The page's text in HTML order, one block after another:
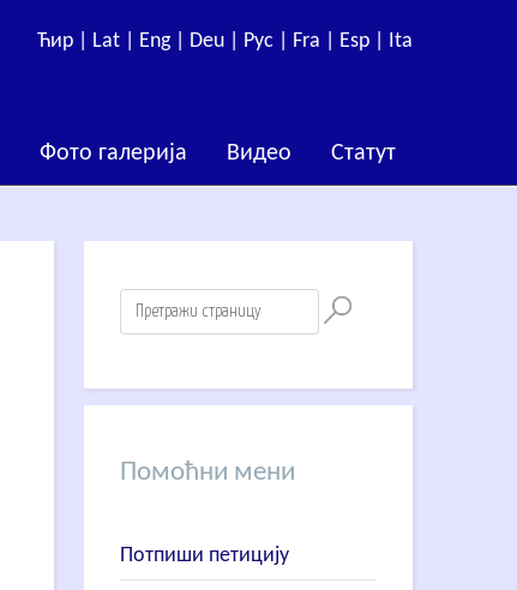
Ћир | Lat | Eng | Deu | Рус | Fra | Esp | Ita
Фото галерија Видео Статут
Помоћни мени
Потпиши петицију